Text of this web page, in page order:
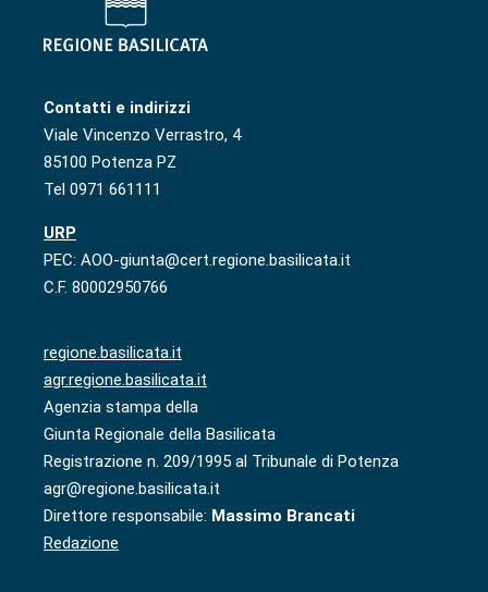
Contatti e indirizzi
Viale Vincenzo Verrastro, 4
85100 Potenza PZ
Tel 0971 661111
URP
PEC: AOO-giunta@cert.regione.basilicata.it
C.F. 80002950766
regione.basilicata.it
agr.regione.basilicata.it
Agenzia stampa della
Giunta Regionale della Basilicata
Registrazione n. 209/1995 al Tribunale di Potenza
agr@regione.basilicata.it
Direttore responsabile: Massimo Brancati
Redazione